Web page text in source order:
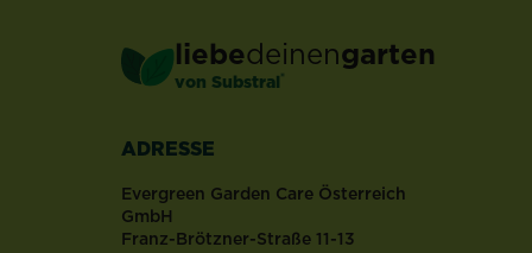
Die
Übeltäter
in
deine
Beete
und
machen
liebedeinengarten
von Substral®
ADRESSE
Evergreen Garden Care Österreich
GmbH
Franz-Brötzner-Straße 11-13